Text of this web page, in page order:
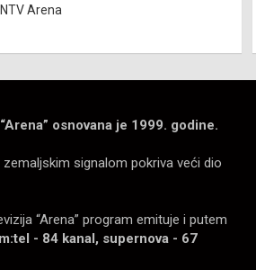
Arena
osnovana je 1999. godine.
zemaljskim signalom pokriva veći dio
“Arena” program emituje i putem
- 84 kanal, supernova - 67